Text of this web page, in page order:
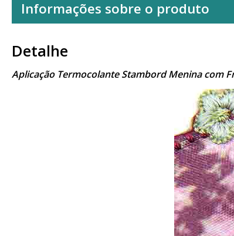
Informações sobre o produto
Detalhe
Aplicação Termocolante Stambord Menina com